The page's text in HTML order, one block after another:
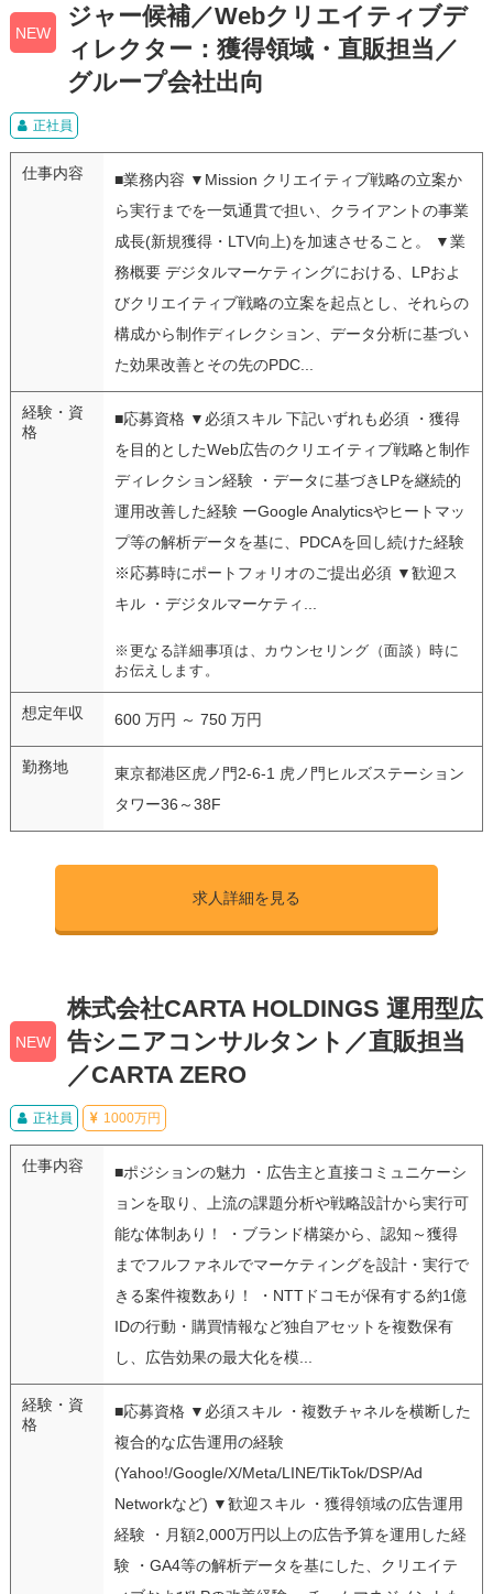
NEW
ジャー候補／Webクリエイティブデ
ィレクター：獲得領域・直販担当／
グループ会社出向
正社員
仕事内容
■業務内容 ▼Mission クリエイティブ戦略の立案か
ら実行までを一気通貫で担い、クライアントの事業
成長(新規獲得・LTV向上)を加速させること。 ▼業
務概要 デジタルマーケティングにおける、LPおよ
びクリエイティブ戦略の立案を起点とし、それらの
構成から制作ディレクション、データ分析に基づい
た効果改善とその先のPDC...
経験・資
格
■応募資格 ▼必須スキル 下記いずれも必須 ・獲得
を目的としたWeb広告のクリエイティブ戦略と制作
ディレクション経験 ・データに基づきLPを継続的
運用改善した経験 ーGoogle Analyticsやヒートマッ
プ等の解析データを基に、PDCAを回し続けた経験
※応募時にポートフォリオのご提出必須 ▼歓迎ス
キル ・デジタルマーケティ...
※更なる詳細事項は、カウンセリング（面談）時に
お伝えします。
想定年収 600 万円 ～ 750 万円
勤務地
東京都港区虎ノ門2-6-1 虎ノ門ヒルズステーション
タワー36～38F
求人詳細を見る
NEW
株式会社CARTA HOLDINGS 運用型広
告シニアコンサルタント／直販担当
／CARTA ZERO
正社員 1000万円
仕事内容
■ポジションの魅力 ・広告主と直接コミュニケーシ
ョンを取り、上流の課題分析や戦略設計から実行可
能な体制あり！ ・ブランド構築から、認知～獲得
までフルファネルでマーケティングを設計・実行で
きる案件複数あり！ ・NTTドコモが保有する約1億
IDの行動・購買情報など独自アセットを複数保有
し、広告効果の最大化を模...
経験・資
格
■応募資格 ▼必須スキル ・複数チャネルを横断した
複合的な広告運用の経験
(Yahoo!/Google/X/Meta/LINE/TikTok/DSP/Ad
Networkなど) ▼歓迎スキル ・獲得領域の広告運用
経験 ・月額2,000万円以上の広告予算を運用した経
験 ・GA4等の解析データを基にした、クリエイテ